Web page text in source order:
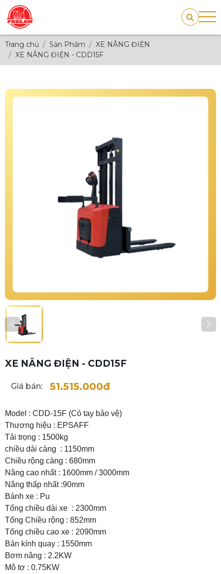
Trang chủ Sản Phẩm
XE NÂNG ĐIỆN
XE NÂNG ĐIỆN - CDD15F
XE NÂNG ĐIỆN - CDD15F
Giá bán: 51.515.000đ
Model : CDD-15F (Có tay bảo vệ)
Thương hiệu : EPSAFF
Tải trọng : 1500kg
chiều dài càng : 1150mm
Chiều rộng càng : 680mm
Nâng cao nhất : 1600mm / 3000mm
Nâng thấp nhất :90mm
Bánh xe : Pu
Tổng chiều dài xe : 2300mm
Tổng Chiều rộng : 852mm
Tổng chiều cao xe : 2090mm
Bán kính quay : 1550mm
Bơm nâng : 2.2KW
Mô tơ : 0.75KW